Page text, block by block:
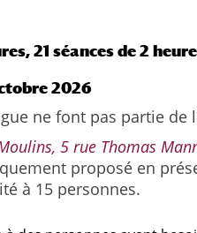
21 séances de 2
2026
ne font pas partie
5 rue Thomas
proposé en
à 15 personnes.